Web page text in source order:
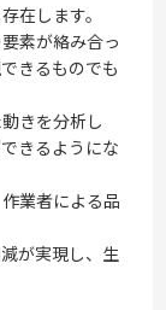
在します。
素が絡み合っ
きるものでも
きを分析し
きるようにな
業者による品
が実現し、生